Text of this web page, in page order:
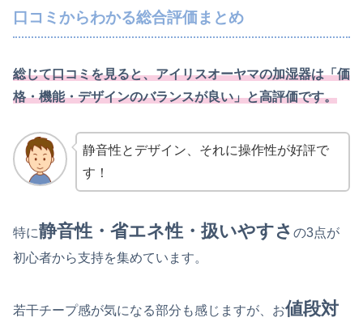
口コミからわかる総合評価まとめ
総じて口コミを見ると、アイリスオーヤマの加湿器は「価
格・機能・デザインのバランスが良い」と高評価です。
静音性とデザイン、それに操作性が好評で
す！
特に静音性・省エネ性・扱いやすさ の3点が
初心者から支持を集めています。
若干チープ感が気になる部分も感じますが、お値段対